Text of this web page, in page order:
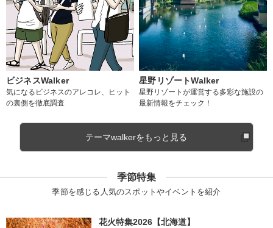
ビジネスWalker
気になるビジネスのアレコレ、ヒット
の裏側を徹底調査
星野リゾートWalker
星野リゾートが運営する多彩な施設の
最新情報をチェック！
テーマwalkerをもっと見る
季節特集
季節を感じる人気のスポットやイベントを紹介
花火特集2026【北海道】